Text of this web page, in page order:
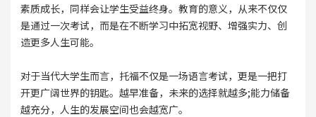
素质成长，同样会让学生受益终身。教育的意义，从来不仅仅
是通过一次考试，而是在不断学习中拓宽视野、增强实力、创
造更多人生可能。
对于当代大学生而言，托福不仅是一场语言考试，更是一把打
开更广阔世界的钥匙。越早准备，未来的选择就越多;能力储备
越充分，人生的发展空间也会越宽广。